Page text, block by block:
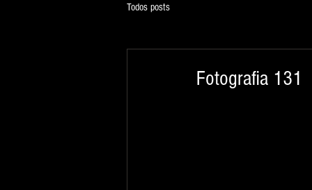
Todos posts
Fotografia 131